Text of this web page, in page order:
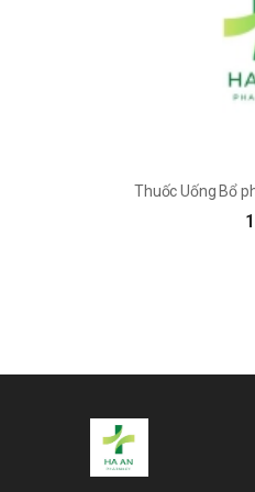
độc, sát trùng,
Nó cũng được
Liều dùng &
Trị mụn nhọt